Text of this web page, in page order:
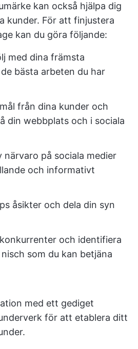
kan också hjälpa dig
kunder. För att finjustera
kan du göra följande:
med dina främsta
bästa arbeten du har
från dina kunder och
din webbplats och i sociala
närvaro på sociala medier
och informativt
åsikter och dela din syn
och identifiera
som du kan betjäna
med ett gediget
för att etablera ditt